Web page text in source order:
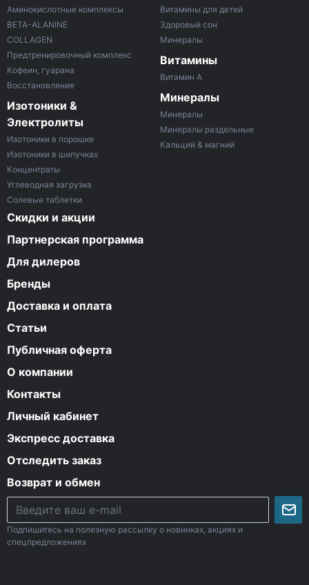
Аминокислотные комплексы
BETA-ALANINE
COLLAGEN
Предтренировочный комплекс
Кофеин, гуарана
Восстановление
Изотоники &
Электролиты
Изотоники в порошке
Изотоники в шипучках
Концентраты
Углеводная загрузка
Солевые таблетки
Витамины для детей
Здоровый сон
Минералы
Витамины
Витамин A
Минералы
Минералы
Минералы раздельные
Кальций & магний
Скидки и акции
Партнерская программа
Для дилеров
Бренды
Доставка и оплата
Статьи
Публичная оферта
О компании
Контакты
Личный кабинет
Экспресс доставка
Отследить заказ
Возврат и обмен
Подпишитесь на полезную рассылку о новинках, акциях и
спецпредложениях